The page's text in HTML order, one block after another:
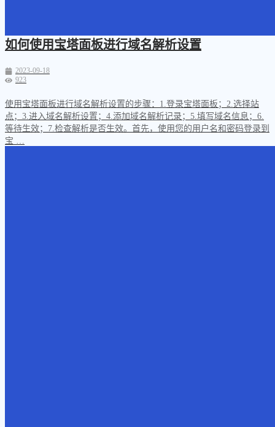
如何使用宝塔面板进行域名解析设置
2023-09-18
923
使用宝塔面板进行域名解析设置的步骤：1.登录宝塔面板；2.选择站
点；3.进入域名解析设置；4.添加域名解析记录；5.填写域名信息；6.
等待生效；7.检查解析是否生效。首先，使用您的用户名和密码登录到
宝 …